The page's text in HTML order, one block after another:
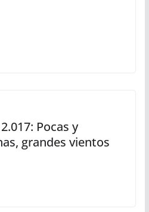
Pocas y
grandes vientos